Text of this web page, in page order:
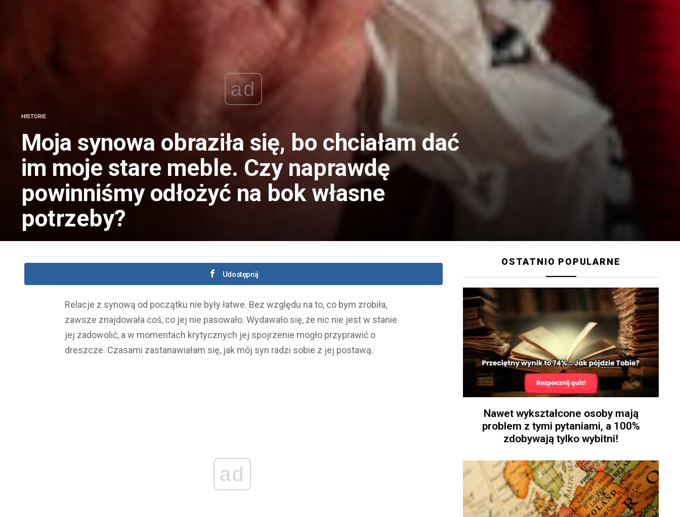
ad
HISTORIE
Moja synowa obraziła się, bo chciałam dać
im moje stare meble. Czy naprawdę
powinniśmy odłożyć na bok własne
potrzeby?
Udostępnij
Relacje z synową od początku nie były łatwe. Bez względu na to, co bym zrobiła,
zawsze znajdowała coś, co jej nie pasowało. Wydawało się, że nic nie jest w stanie
jej zadowolić, a w momentach krytycznych jej spojrzenie mogło przyprawić o
dreszcze. Czasami zastanawiałam się, jak mój syn radzi sobie z jej postawą.
ad
OSTATNIO POPULARNE
Nawet wykształcone osoby mają
problem z tymi pytaniami, a 100%
zdobywają tylko wybitni!